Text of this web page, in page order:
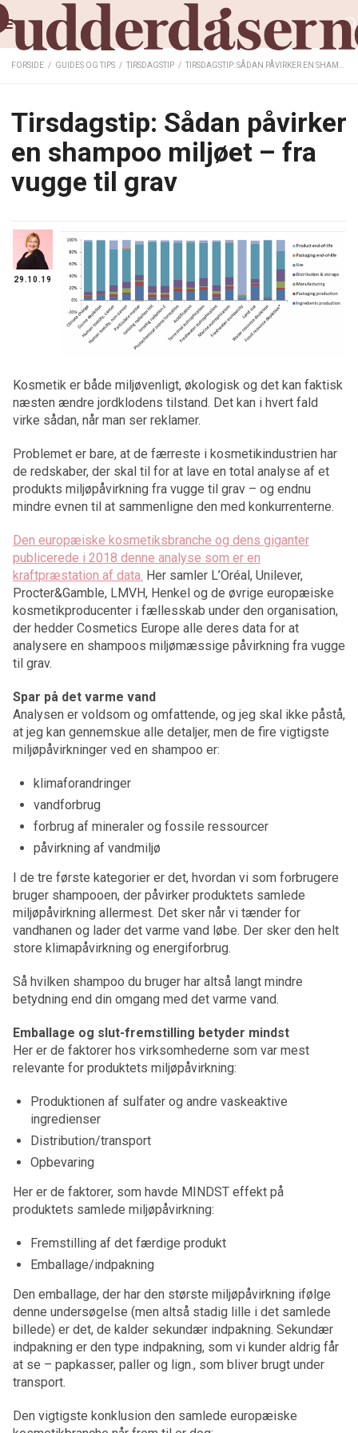
FORSIDE / GUIDES OG TIPS / TIRSDAGSTIP / TIRSDAGSTIP: SÅDAN PÅVIRKER EN SHAMPOO MILJØET – FRA VUGGE TIL GRAV
Tirsdagstip: Sådan påvirker
en shampoo miljøet – fra
vugge til grav
29.10.19
Kosmetik er både miljøvenligt, økologisk og det kan faktisk
næsten ændre jordklodens tilstand. Det kan i hvert fald
virke sådan, når man ser reklamer.
Problemet er bare, at de færreste i kosmetikindustrien har
de redskaber, der skal til for at lave en total analyse af et
produkts miljøpåvirkning fra vugge til grav – og endnu
mindre evnen til at sammenligne den med konkurrenterne.
Den europæiske kosmetiksbranche og dens giganter
publicerede i 2018 denne analyse som er en
kraftpræstation af data. Her samler L’Oréal, Unilever,
Procter&Gamble, LMVH, Henkel og de øvrige europæiske
kosmetikproducenter i fællesskab under den organisation,
der hedder Cosmetics Europe alle deres data for at
analysere en shampoos miljømæssige påvirkning fra vugge
til grav.
Spar på det varme vand
Analysen er voldsom og omfattende, og jeg skal ikke påstå,
at jeg kan gennemskue alle detaljer, men de fire vigtigste
miljøpåvirkninger ved en shampoo er:
klimaforandringer
vandforbrug
forbrug af mineraler og fossile ressourcer
påvirkning af vandmiljø
I de tre første kategorier er det, hvordan vi som forbrugere
bruger shampooen, der påvirker produktets samlede
miljøpåvirkning allermest. Det sker når vi tænder for
vandhanen og lader det varme vand løbe. Der sker den helt
store klimapåvirkning og energiforbrug.
Så hvilken shampoo du bruger har altså langt mindre
betydning end din omgang med det varme vand.
Emballage og slut-fremstilling betyder mindst
Her er de faktorer hos virksomhederne som var mest
relevante for produktets miljøpåvirkning:
Produktionen af sulfater og andre vaskeaktive
ingredienser
Distribution/transport
Opbevaring
Her er de faktorer, som havde MINDST effekt på
produktets samlede miljøpåvirkning:
Fremstilling af det færdige produkt
Emballage/indpakning
Den emballage, der har den største miljøpåvirkning ifølge
denne undersøgelse (men altså stadig lille i det samlede
billede) er det, de kalder sekundær indpakning. Sekundær
indpakning er den type indpakning, som vi kunder aldrig får
at se – papkasser, paller og lign., som bliver brugt under
transport.
Den vigtigste konklusion den samlede europæiske